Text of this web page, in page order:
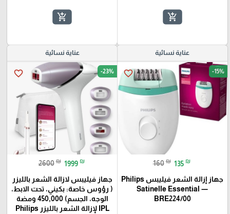
add_shopping_cart
add_shopping_cart
عناية نسائية
favorite_border -15%
160 ₪ 135 ₪
جهاز إزالة الشعر فيليبس Philips
Satinelle Essential —
BRE224/00
عناية نسائية
favorite_border -23%
2600 ₪ 1999 ₪
جهاز فيليبس لازالة الشعر بالليزر
( رؤوس خاصة: بكيني، تحت الابط،
الوجه، الجسم) 450,000 ومضة
IPL لإزالة الشعر بالليزر Philips